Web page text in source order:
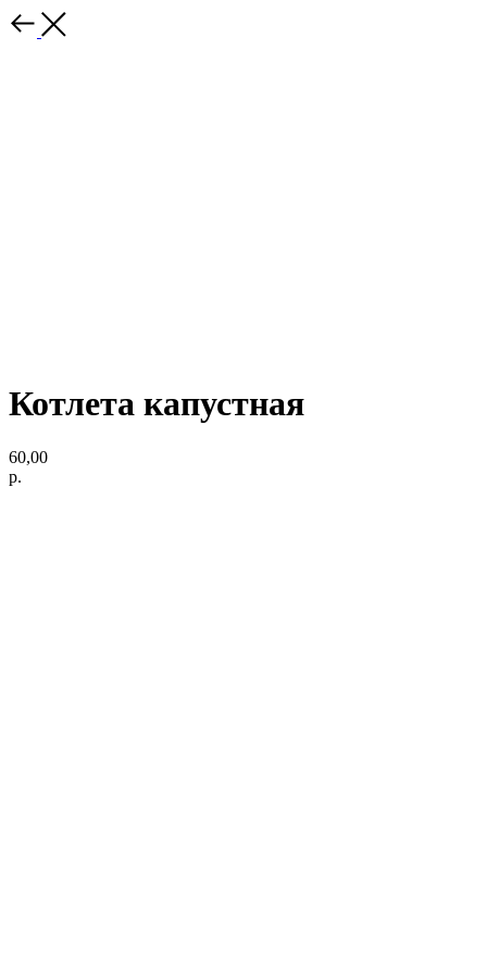
Котлета капустная
60,00
р.